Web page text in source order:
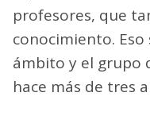
profesores, que
conocimiento. Eso
ámbito y el grupo
hace más de tres